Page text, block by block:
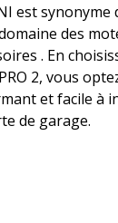
est synonyme
des
. En
2, vous
et facile à
de garage.